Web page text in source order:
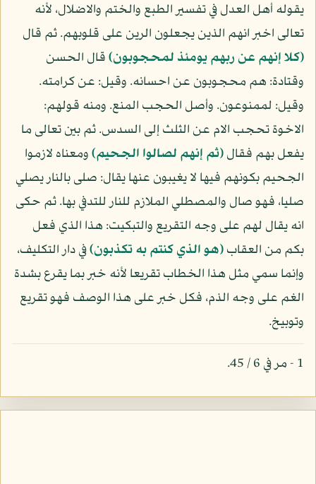
يقوله أهل العدل في تفسير الطبع والختم والاضلال، لأنه
تعالى اخبر انهم الذين يجعلون الرين على قلوبهم. ثم قال
(كلا إنهم عن ربهم يومئذ لمحجوبون)قال الحسن
وقتادة: هم محجوبون عن احسانه. وقيل: عن كرامته.
وقيل: لممنوعون. وأصل الحجب المنع. ومنه قولهم:
الاخوة تحجب الام عن الثلث إلى السدس. ثم بين تعالى ما
يفعل بهم فقال(ثم إنهم لصالوا الجحيم)ومعناه لازموا
الجحيم بكونهم فيها لا يغيبون عنها يقال: صلى بالنار يصلي
صليا، فهو صال والمصطلي الملازم للنار للتدفي بها. ثم حكى
انه يقال لهم على وجه التقريع والتبكيت: هذا الذي فعل
بكم من العقاب(هو الذي كنتم به تكذبون)في دار التكليف،
وإنما سمي مثل هذا الخطاب تقريعا لأنه خبر بما يقرع بشدة
الغم على وجه الذم، فكل خبر على هذا الوصف فهو تقريع
وتوبيخ.
1 - مر في 6 / 45.